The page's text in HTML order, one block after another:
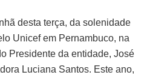
desta terça, da solenidade
Unicef em Pernambuco, na
Presidente da entidade, José
Luciana Santos. Este ano,